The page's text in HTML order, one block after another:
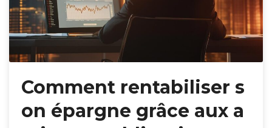
Comment rentabiliser s
on épargne grâce aux a